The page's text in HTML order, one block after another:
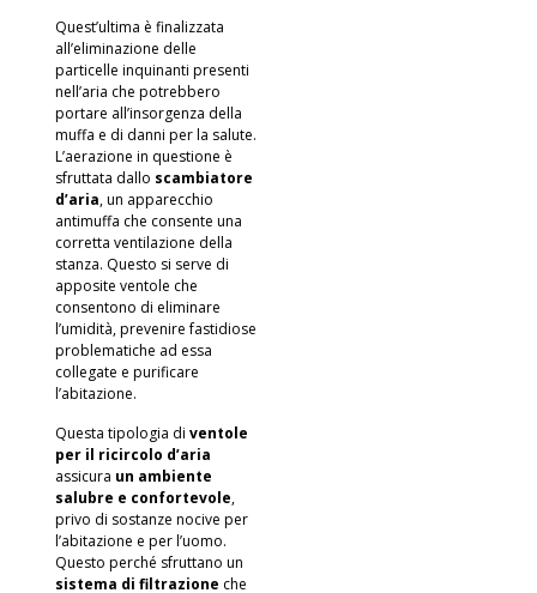
Quest’ultima è finalizzata
all’eliminazione delle
particelle inquinanti presenti
nell’aria che potrebbero
portare all’insorgenza della
muffa e di danni per la salute.
L’aerazione in questione è
sfruttata dallo scambiatore
d’aria, un apparecchio
antimuffa che consente una
corretta ventilazione della
stanza. Questo si serve di
apposite ventole che
consentono di eliminare
l’umidità, prevenire fastidiose
problematiche ad essa
collegate e purificare
l’abitazione.
Questa tipologia di ventole
per il ricircolo d’aria
assicura un ambiente
salubre e confortevole,
privo di sostanze nocive per
l’abitazione e per l’uomo.
Questo perché sfruttano un
sistema di filtrazione che